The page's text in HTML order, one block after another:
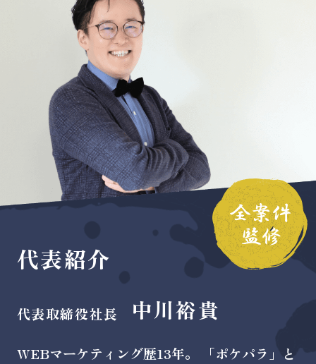
代表紹介
代表取締役社長 中川裕貴
WEBマーケティング歴13年。 「ポケパラ」と